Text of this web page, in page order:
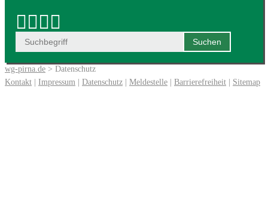
wg-pirna.de > Datenschutz
Kontakt
Impressum Datenschutz Meldestelle Barrierefreiheit Sitemap